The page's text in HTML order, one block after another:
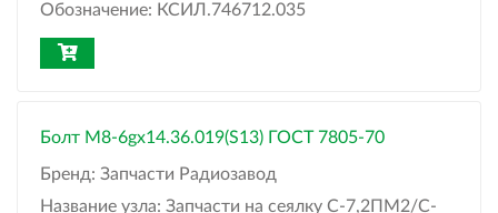
Обозначение: КСИЛ.746712.035
Болт М8-6gx14.36.019(S13) ГОСТ 7805-70
Бренд: Запчасти Радиозавод
Название узла: Запчасти на сеялку С-7,2ПМ2/C-